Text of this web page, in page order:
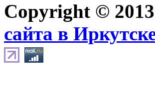
Copyright ©
сайта в